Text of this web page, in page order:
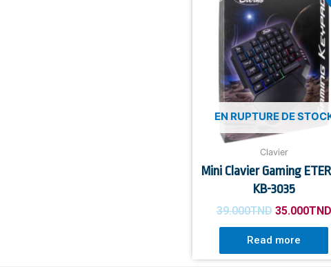
EN RUPTURE DE
Clavier
Mini Clavier Gaming
KB-3035
39.000TND 35.000TND
Read more